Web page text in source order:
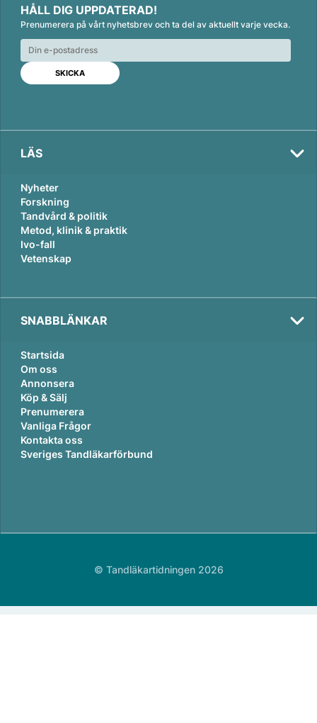
n
k
e
d
n
c
e
b
o
o
k
a
i
l
HÅLL DIG UPPDATERAD!
Prenumerera på vårt nyhetsbrev och ta del av aktuellt varje vecka.
LÄS
Nyheter
Forskning
Tandvård & politik
Metod, klinik & praktik
Ivo-fall
Vetenskap
SNABBLÄNKAR
Startsida
Om oss
Annonsera
Köp & Sälj
Prenumerera
Vanliga Frågor
Kontakta oss
Sveriges Tandläkarförbund
© Tandläkartidningen 2026